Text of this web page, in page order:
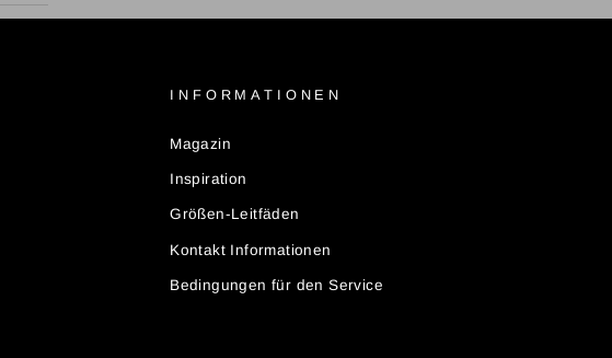
INFORMATIONEN
Magazin
Inspiration
Größen-Leitfäden
Kontakt Informationen
Bedingungen für den Service